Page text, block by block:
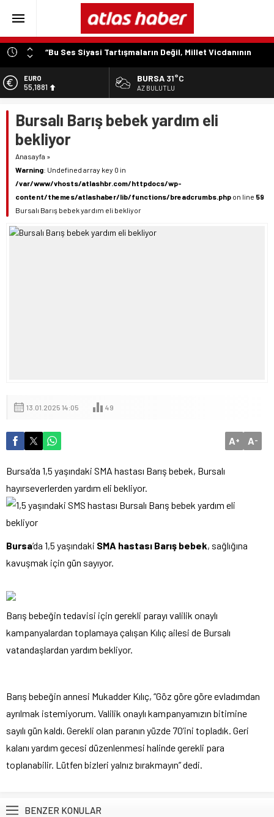
“Bu Ses Siyasi Tartışmaların Değil, Millet Vicdanının
Özer Matlı’dan Bursa Ekonomisinin Kalbine Çıkarma
“Aynı Düzenleme Neden Emeklilere Uygulanmadı?”
“Engelli Emekliliğinde Kazanılmış Haklar Korunmalı,
Belirsizlikler Son Bulmalı”
“Engelliler Bu Ülkede Başarıyı Kimsenin Lütfuyla Değil,
İğneyle Kuyu Kazarak Kazanıyor”
EURO
55,1881
6.660,55
BİST
13.779,39
DOLAR
BURSA 31°C
AZ BULUTLU
Bursalı Barış bebek yardım eli
bekliyor
Anasayfa »
Warning: Undefined array key 0 in
/var/www/vhosts/atlashbr.com/httpdocs/wp-
content/themes/atlashaber/lib/functions/breadcrumbs.php on line 59
Bursalı Barış bebek yardım eli bekliyor
13.01.2025 14:05 49
A+ A-
Bursa’da 1,5 yaşındaki SMA hastası Barış bebek, Bursalı
hayırseverlerden yardım eli bekliyor.
Bursa‘da 1,5 yaşındaki SMA hastası Barış bebek, sağlığına
kavuşmak için gün sayıyor.
Barış bebeğin tedavisi için gerekli parayı valilik onaylı
kampanyalardan toplamaya çalışan Kılıç ailesi de Bursalı
vatandaşlardan yardım bekliyor.
Barış bebeğin annesi Mukadder Kılıç, “Göz göre göre evladımdan
ayrılmak istemiyorum. Valilik onaylı kampanyamızın bitimine
sayılı gün kaldı. Gerekli olan paranın yüzde 70’ini topladık. Geri
kalanı yardım gecesi düzenlenmesi halinde gerekli para
toplanabilir. Lütfen bizleri yalnız bırakmayın” dedi.
BENZER KONULAR